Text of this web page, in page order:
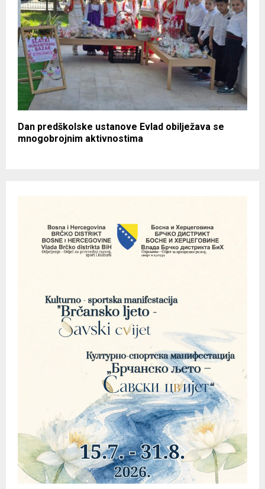
Dan predškolske ustanove Evlad obilježava se
mnogobrojnim aktivnostima